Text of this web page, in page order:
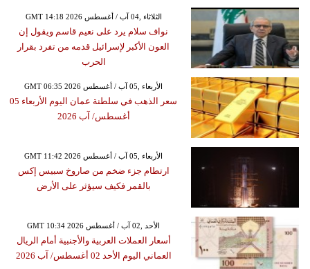
GMT 14:18 2026 الثلاثاء ,04 آب / أغسطس
نواف سلام يرد على نعيم قاسم ويقول إن
العون الأكبر لإسرائيل قدمه من تفرد بقرار
الحرب
GMT 06:35 2026 الأربعاء ,05 آب / أغسطس
سعر الذهب في سلطنة عمان اليوم الأربعاء 05
أغسطس/ آب 2026
GMT 11:42 2026 الأربعاء ,05 آب / أغسطس
ارتطام جزء ضخم من صاروخ سبيس إكس
بالقمر فكيف سيؤثر على الأرض
GMT 10:34 2026 الأحد ,02 آب / أغسطس
أسعار العملات العربية والأجنبية أمام الريال
العماني اليوم الأحد 02 أغسطس/ آب 2026